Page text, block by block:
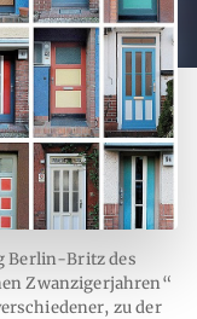
Berlin-Britz des
Zwanzigerjahren“
zu der